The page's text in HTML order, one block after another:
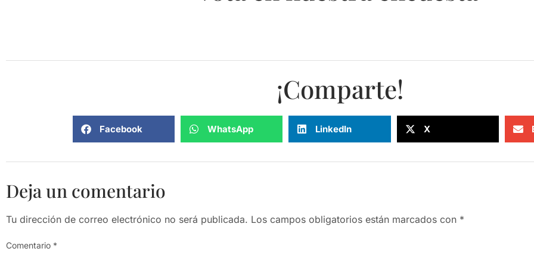
¡Comparte!
Facebook WhatsApp LinkedIn X
Deja un comentario
Tu dirección de correo electrónico no será publicada. Los campos obligatorios están marcados con *
Comentario *